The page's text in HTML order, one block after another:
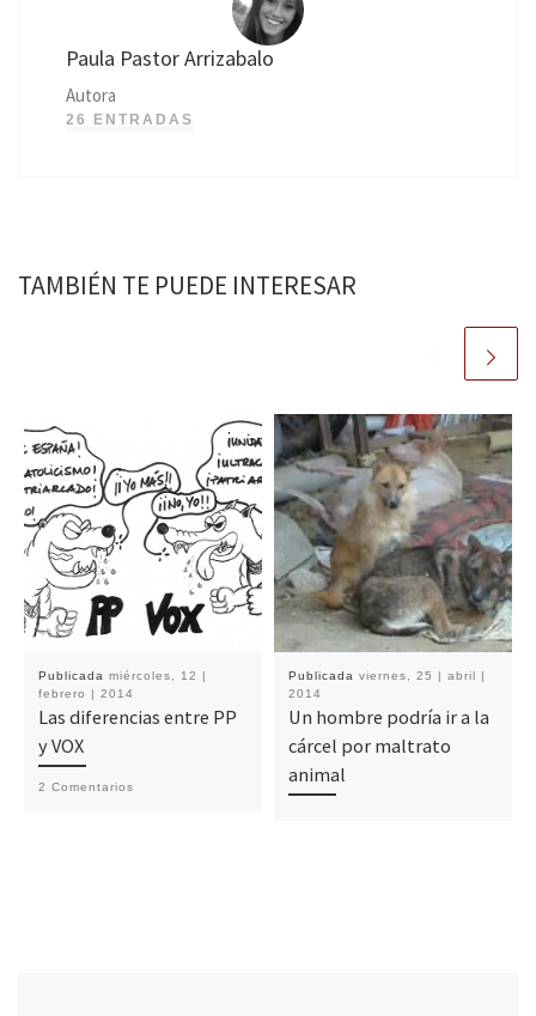
Paula Pastor Arrizabalo
Autora
26 ENTRADAS
TAMBIÉN TE PUEDE INTERESAR
Publicada miércoles, 12 |
febrero | 2014
Las diferencias entre PP
y VOX
2 Comentarios
Publicada viernes, 25 | abril |
2014
Un hombre podría ir a la
cárcel por maltrato
animal